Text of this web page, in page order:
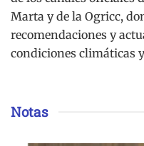
Marta y de la Ogricc,
recomendaciones y
condiciones climáticas
Notas